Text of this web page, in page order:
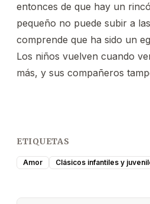
entonces de que hay un
pequeño no puede subir a
comprende que ha sido un
Los niños vuelven cuando
más, y sus compañeros
ETIQUETAS
Amor Clásicos infantiles y